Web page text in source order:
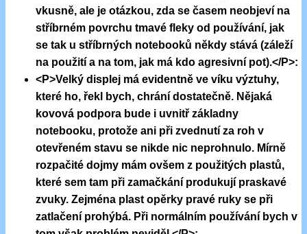
vkusně, ale je otázkou, zda se časem neobjeví na
stříbrném povrchu tmavé fleky od používání, jak
se tak u stříbrných notebooků někdy stává (záleží
na použití a na tom, jak má kdo agresivní pot).</P>:
<P>Velký displej má evidentně ve víku výztuhy,
které ho, řekl bych, chrání dostatečně. Nějaká
kovová podpora bude i uvnitř základny
notebooku, protože ani při zvednutí za roh v
otevřeném stavu se nikde nic neprohnulo. Mírně
rozpačité dojmy mám ovšem z použitých plastů,
které sem tam při zamačkání produkují praskavé
zvuky. Zejména plast opěrky pravé ruky se při
zatlačení prohýbá. Při normálním používání bych v